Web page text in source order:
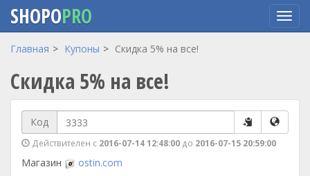
Перейти
основному
содержанию
SHOPOPRO
Главная Купоны Скидка 5% на все!
Скидка 5% на все!
Код
Действителен с 2016-07-14 12:48:00 до 2016-07-15 20:59:00
Магазин
ostin.com